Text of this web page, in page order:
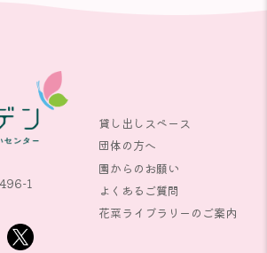
1
貸し出しスペース
団体の方へ
園からのお願い
よくあるご質問
花菜ライブラリーのご案内